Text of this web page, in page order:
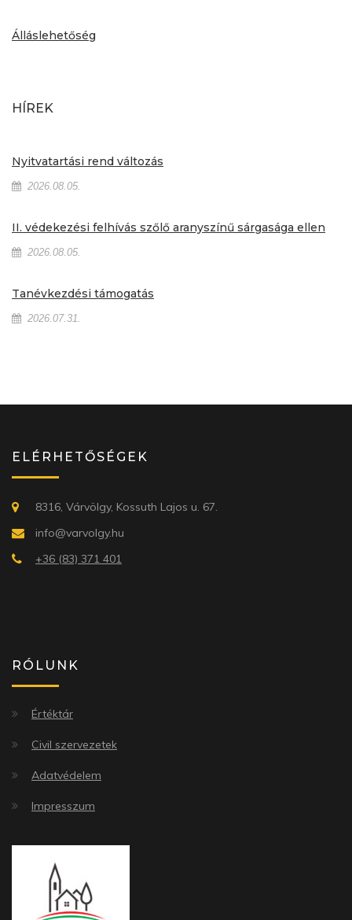
Álláslehetőség
HÍREK
Nyitvatartási rend változás
2026.08.05.
II. védekezési felhívás szőlő aranyszínű sárgasága ellen
2026.08.05.
Tanévkezdési támogatás
2026.07.31.
ELÉRHETŐSÉGEK
8316, Várvölgy, Kossuth Lajos u. 67.
info@varvolgy.hu
+36 (83) 371 401
RÓLUNK
Értéktár
Civil szervezetek
Adatvédelem
Impresszum